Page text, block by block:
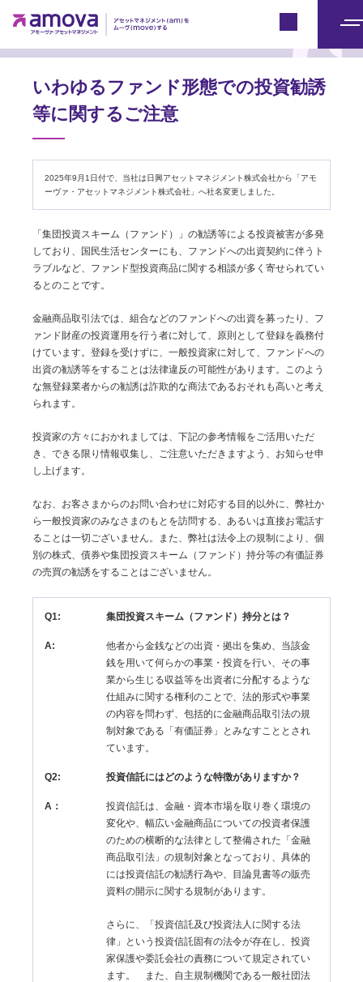
ニ
ご注意
いわゆるファンド形態での投資勧誘
等に関するご注意
2025年9月1日付で、当社は日興アセットマネジメント株式会社から「アモ
ーヴァ・アセットマネジメント株式会社」へ社名変更しました。
「集団投資スキーム（ファンド）」の勧誘等による投資被害が多発
しており、国民生活センターにも、ファンドへの出資契約に伴うト
ラブルなど、ファンド型投資商品に関する相談が多く寄せられてい
るとのことです。
金融商品取引法では、組合などのファンドへの出資を募ったり、フ
ァンド財産の投資運用を行う者に対して、原則として登録を義務付
けています。登録を受けずに、一般投資家に対して、ファンドへの
出資の勧誘等をすることは法律違反の可能性があります。このよう
な無登録業者からの勧誘は詐欺的な商法であるおそれも高いと考え
られます。
投資家の方々におかれましては、下記の参考情報をご活用いただ
き、できる限り情報収集し、ご注意いただきますよう、お知らせ申
し上げます。
なお、お客さまからのお問い合わせに対応する目的以外に、弊社か
ら一般投資家のみなさまのもとを訪問する、あるいは直接お電話す
ることは一切ございません。また、弊社は法令上の規制により、個
別の株式、債券や集団投資スキーム（ファンド）持分等の有価証券
の売買の勧誘をすることはございません。
Q1: 集団投資スキーム（ファンド）持分とは？
A:
他者から金銭などの出資・拠出を集め、当該金
銭を用いて何らかの事業・投資を行い、その事
業から生じる収益等を出資者に分配するような
仕組みに関する権利のことで、法的形式や事業
の内容を問わず、包括的に金融商品取引法の規
制対象である「有価証券」とみなすこととされ
ています。
Q2: 投資信託にはどのような特徴がありますか？
A：
投資信託は、金融・資本市場を取り巻く環境の
変化や、幅広い金融商品についての投資者保護
のための横断的な法律として整備された「金融
商品取引法」の規制対象となっており、具体的
には投資信託の勧誘行為や、目論見書等の販売
資料の開示に関する規制があります。
さらに、「投資信託及び投資法人に関する法
律」という投資信託固有の法令が存在し、投資
家保護や委託会社の責務について規定されてい
ます。 また、自主規制機関である一般社団法